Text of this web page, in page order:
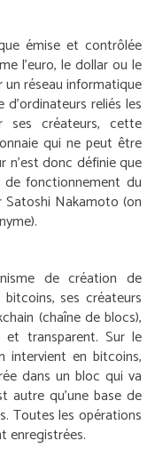
émise et contrôlée
l’euro, le dollar ou le
réseau informatique
reliés les
ses créateurs, cette
qui ne peut être
n’est donc définie que
fonctionnement du
Nakamoto (on
de création de
ses créateurs
(chaîne de blocs),
transparent. Sur le
intervient en bitcoins,
dans un bloc qui va
autre qu’une base de
Toutes les opérations
enregistrées.